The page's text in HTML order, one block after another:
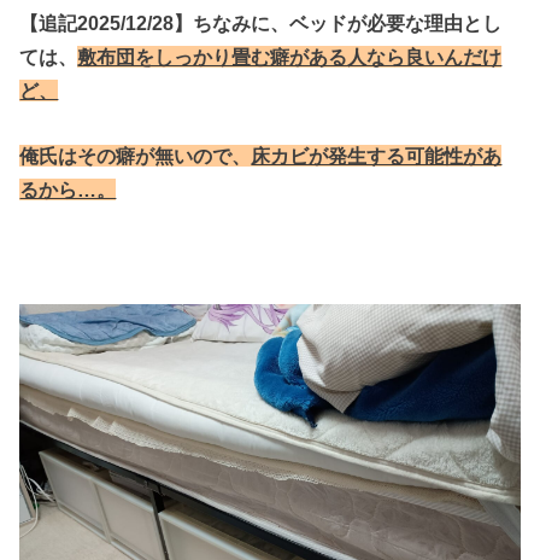
【追記2025/12/28】ちなみに、ベッドが必要な理由とし
ては、 敷布団をしっかり畳む癖がある人なら良いんだけ
ど、
俺氏はその癖が無いので、 床カビが発生する可能性があ
るから…。